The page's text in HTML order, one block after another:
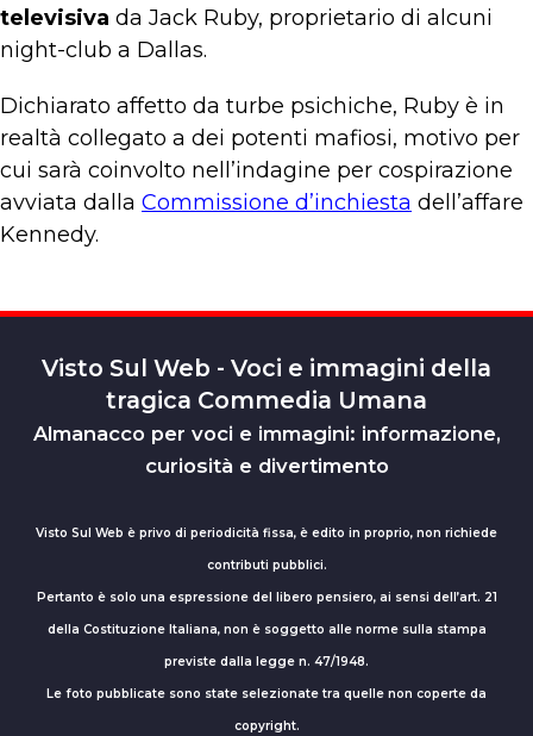
televisiva da Jack Ruby, proprietario di alcuni
night-club a Dallas.
Dichiarato affetto da turbe psichiche, Ruby è in
realtà collegato a dei potenti mafiosi, motivo per
cui sarà coinvolto nell’indagine per cospirazione
avviata dalla Commissione d’inchiesta dell’affare
Kennedy.
Visto Sul Web - Voci e immagini della
tragica Commedia Umana
Almanacco per voci e immagini: informazione,
curiosità e divertimento
Visto Sul Web è privo di periodicità fissa, è edito in proprio, non richiede
contributi pubblici.
Pertanto è solo una espressione del libero pensiero, ai sensi dell’art. 21
della Costituzione Italiana, non è soggetto alle norme sulla stampa
previste dalla legge n. 47/1948.
Le foto pubblicate sono state selezionate tra quelle non coperte da
copyright.